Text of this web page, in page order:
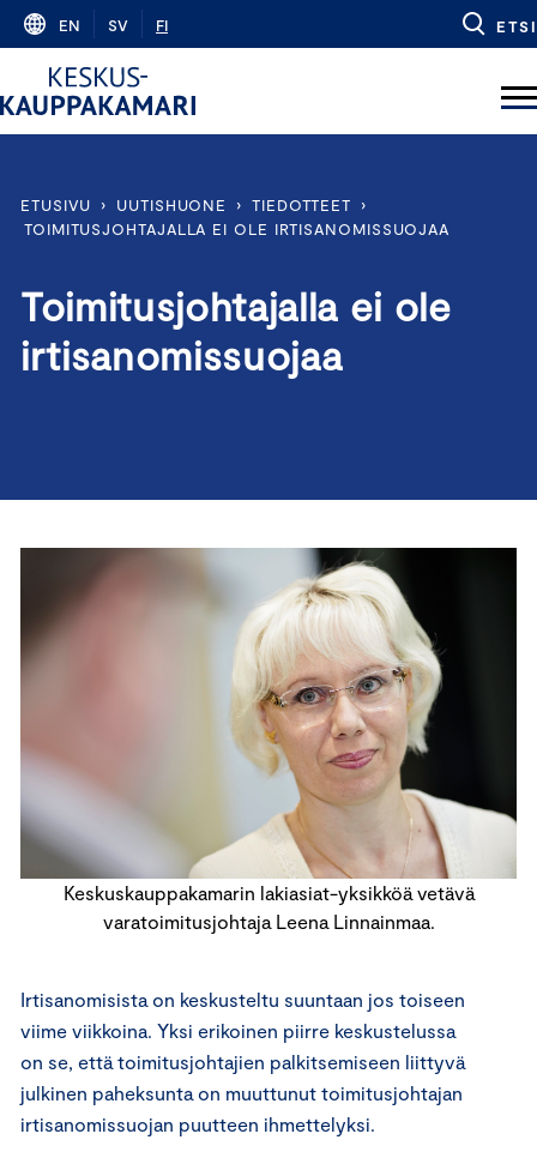
Skip
content
EN SV FI ETSI
ETUSIVU › UUTISHUONE › TIEDOTTEET
›
TOIMITUSJOHTAJALLA EI OLE IRTISANOMISSUOJAA
Toimitusjohtajalla ei ole
irtisanomissuojaa
Keskuskauppakamarin lakiasiat-yksikköä vetävä
varatoimitusjohtaja Leena Linnainmaa.
Irtisanomisista on keskusteltu suuntaan jos toiseen
viime viikkoina. Yksi erikoinen piirre keskustelussa
on se, että toimitusjohtajien palkitsemiseen liittyvä
julkinen paheksunta on muuttunut toimitusjohtajan
irtisanomissuojan puutteen ihmettelyksi.